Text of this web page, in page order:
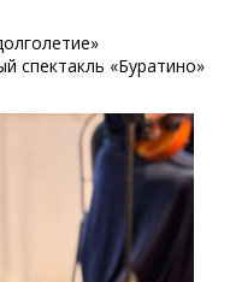
спектакль «Буратино»